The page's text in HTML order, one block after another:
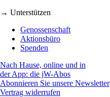
→ Unterstützen
Genossenschaft
Aktionsbüro
Spenden
Nach Hause, online und in
der App: die jW-Abos
Abonnieren Sie unsere Newsletter
Vertrag widerrufen